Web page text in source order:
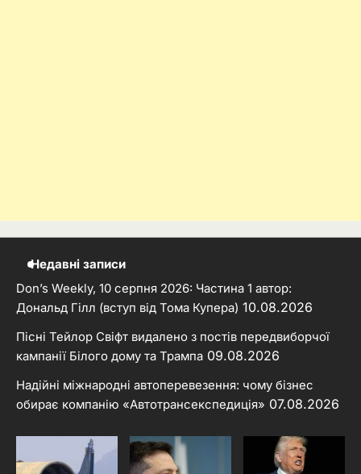
Недавні записи
Don’s Weekly, 10 серпня 2026: Частина 1 автор:
Дональд Гілл (вступ від Тома Купера) 10.08.2026
Пісні Тейлор Свіфт видалено з постів передвиборчої
кампанії Білого дому та Трампа 09.08.2026
Надійні міжнародні автоперевезення: чому бізнес
обирає компанію «Автотрансекспедиція» 07.08.2026